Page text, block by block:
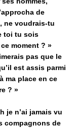
de
ne voudrais-tu
toi tu sois
moment ? »
pas que le
est assis parmi
ma place en ce
? »
je n’ai jamais vu
compagnons de